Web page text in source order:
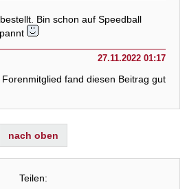
Bin schon auf Speedball
27.11.2022 01:17
Forenmitglied fand diesen Beitrag gut
nach oben
Teilen: